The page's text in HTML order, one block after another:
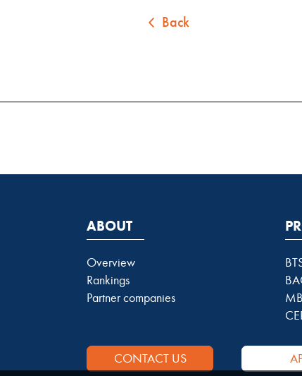
Back
ABOUT
Overview
Rankings
Partner companies
CONTACT US